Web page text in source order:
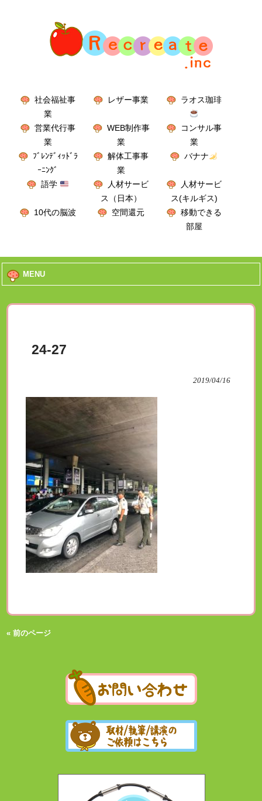
社会福祉事
業
レザー事業 ラオス珈琲
営業代行事
業
WEB制作事
業
コンサル事
業
ﾌﾞﾚﾝﾃﾞｨｯﾄﾞﾗ
ｰﾆﾝｸﾞ
解体工事事
業
バナナ
語学
人材サービ
ス（日本）
人材サービ
ス(キルギス)
10代の脳波
空間還元
移動できる
部屋
MENU
24-27
2019/04/16
« 前のページ